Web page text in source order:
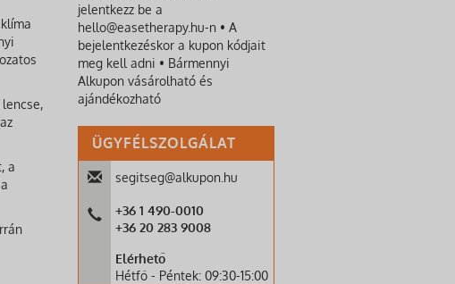
a
jelentkezz be a
hello@easetherapy.hu-n • A
bejelentkezéskor a kupon kódjait
meg kell adni • Bármennyi
Alkupon vásárolható és
ajándékozható
ÜGYFÉLSZOLGÁLAT
segitseg@alkupon.hu
+36 1 490-0010
+36 20 283 9008
Elérhető
Hétfő - Péntek: 09:30-15:00